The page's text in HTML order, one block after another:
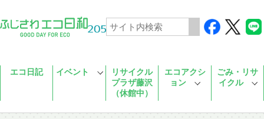
エコ日記 イベント
リサイクル
プラザ藤沢
（休館中）
エコアクシ
ョン
ごみ・リサ
イクル